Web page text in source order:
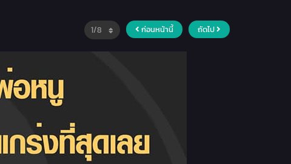
ก่อนหน้านี้ ถัดไป